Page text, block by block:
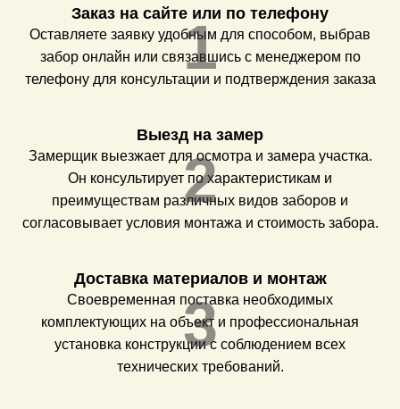
1
Заказ на сайте или по телефону
Оставляете заявку удобным для способом, выбрав
забор онлайн или связавшись с менеджером по
телефону для консультации и подтверждения заказа
2
Выезд на замер
Замерщик выезжает для осмотра и замера участка.
Он консультирует по характеристикам и
преимуществам различных видов заборов и
согласовывает условия монтажа и стоимость забора.
3
Доставка материалов и монтаж
Своевременная поставка необходимых
комплектующих на объект и профессиональная
установка конструкции с соблюдением всех
технических требований.